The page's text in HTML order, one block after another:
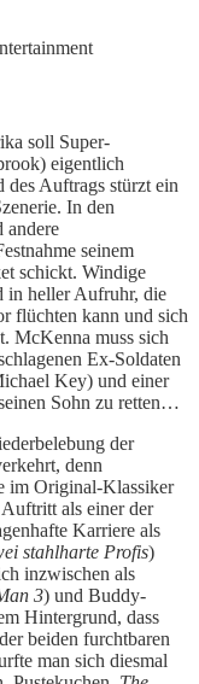
soll Super-
eigentlich
Auftrags stürzt ein
In den
andere
seinem
schickt. Windige
in heller Aufruhr, die
flüchten kann und sich
McKenna muss sich
Ex-Soldaten
Key) und einer
Sohn zu retten…
der
denn
im Original-Klassiker
als einer der
Karriere als
stahlharte Profis)
inzwischen als
3) und Buddy-
Hintergrund, dass
beiden furchtbaren
man sich diesmal